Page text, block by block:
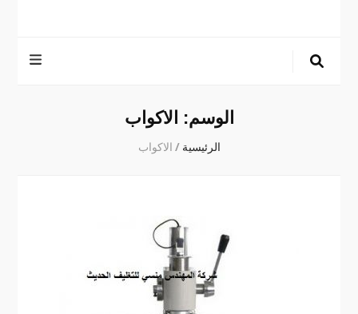
الوسم: الاكواب
الرئيسية / الاكواب